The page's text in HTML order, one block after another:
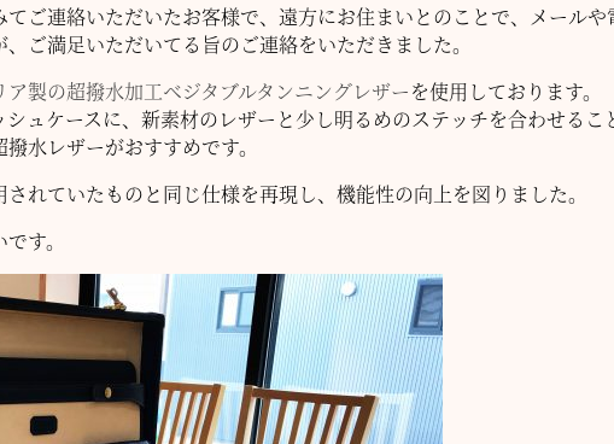
ご連絡いただいたお客様で、遠方にお住まいとのことで、メール
ご満足いただいてる旨のご連絡をいただきました。
ア製の超撥水加工ベジタブルタンニングレザーを使用しております。
ュケースに、新素材のレザーと少し明るめのステッチを合わせる
水レザーがおすすめです。
れていたものと同じ仕様を再現し、機能性の向上を図りました。
す。